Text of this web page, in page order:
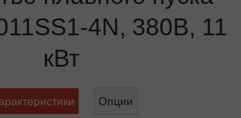
4N, 380В, 11
кВт
Опции